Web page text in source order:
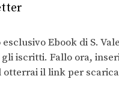
Ebook di S.
iscritti. Fallo ora,
otterrai il link per